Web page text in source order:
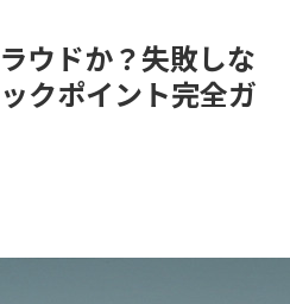
ウドか？失敗しな
クポイント完全ガ